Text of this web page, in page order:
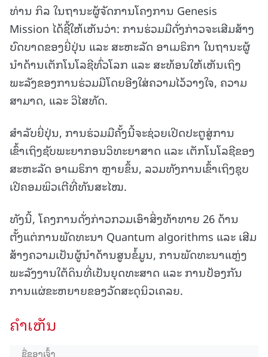
ທ່ານ ກິລ ໃນຖານະຜູ້ຈັດການໂຄງການ Genesis
Mission ໄດ້ຊີ້ໃຫ້ເຫັນວ່າ: ການຮ່ວມມືດັ່ງກ່າວຈະເສີມສ້າງ
ບົດບາດຂອງຍີ່ປຸ່ນ ແລະ ສະຫະລັດ ອາເມຣິກາ ໃນຖານະຜູ້
ນຳດ້ານເຕັກໂນໂລຊີທົ່ວໂລກ ແລະ ສະທ້ອນໃຫ້ເຫັນເຖິງ
ພະລັງຂອງການຮ່ວມມືໂດຍອີງໃສ່ຄວາມໄວ້ວາງໃຈ, ຄວາມ
ສາມາດ, ແລະ ວິໄສທັດ.
ສຳລັບຍີ່ປຸ່ນ, ການຮ່ວມມືຄັ້ງນີ້ຈະຊ່ວຍເປີດປະຕູສູ່ການ
ເຂົ້າເຖິງຊັບພະຍາກອນວິທະຍາສາດ ແລະ ເຕັກໂນໂລຊີຂອງ
ສະຫະລັດ ອາເມຣິກາ ຫຼາຍຂຶ້ນ, ລວມທັງການເຂົ້າເຖິງຊຸບ
ເປີຄອມພິວເຕີທີ່ທັນສະໄໝ.
ທັງນີ້, ໂຄງການດັ່ງກ່າວກວມເອົາສິ່ງທ້າທາຍ 26 ດ້ານ
ຕັ້ງແຕ່ການພັດທະນາ Quantum algorithms ແລະ ເສີມ
ສ້າງຄວາມເປັນຜູ້ນຳດ້ານສູນຂໍ້ມູນ, ການພັດທະນາແຫຼ່ງ
ພະລັງງານໃຕ້ດິນທີ່ເປັນຍຸດທະສາດ ແລະ ການປ້ອງກັນ
ການແຜ່ຂະຫຍາຍຂອງວັດສະດຸນິວເຄລຍ.
ຄໍາເຫັນ